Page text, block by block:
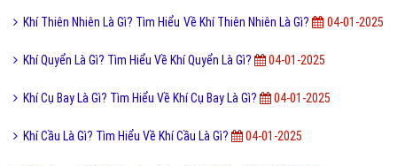
Khí Thiên Nhiên Là Gì? Tìm Hiểu Về Khí Thiên Nhiên Là Gì? 04-01-2025
Khí Quyển Là Gì? Tìm Hiểu Về Khí Quyển Là Gì? 04-01-2025
Khí Cụ Bay Là Gì? Tìm Hiểu Về Khí Cụ Bay Là Gì? 04-01-2025
Khí Cầu Là Gì? Tìm Hiểu Về Khí Cầu Là Gì? 04-01-2025